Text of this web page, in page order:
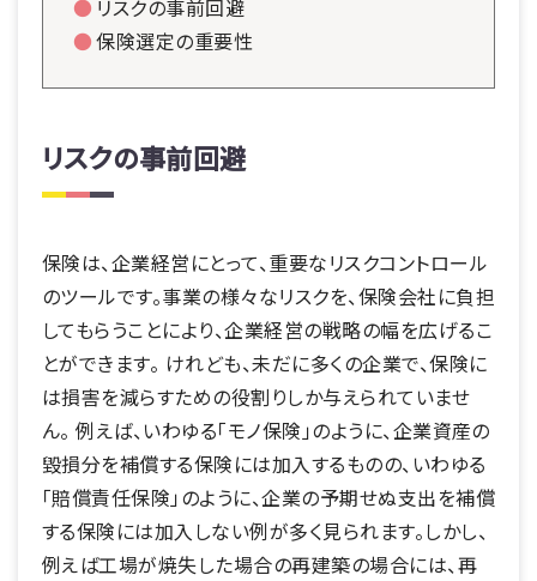
リスクの事前回避
保険選定の重要性
リスクの事前回避
保険は、企業経営にとって、重要なリスクコントロール
のツールです。事業の様々なリスクを、保険会社に負担
してもらうことにより、企業経営の戦略の幅を広げるこ
とができます。 けれども、未だに多くの企業で、保険に
は損害を減らすための役割りしか与えられていませ
ん。 例えば、いわゆる「モノ保険」のように、企業資産の
毀損分を補償する保険には加入するものの、いわゆる
「賠償責任保険」のように、企業の予期せぬ支出を補償
する保険には加入しない例が多く見られます。しかし、
例えば工場が焼失した場合の再建築の場合には、再